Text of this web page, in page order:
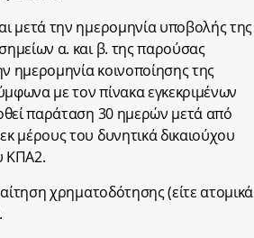
μετά την ημερομηνία υποβολής της
α. και β. της παρούσας
ημερομηνία κοινοποίησης της
με τον πίνακα εγκεκριμένων
παράταση 30 ημερών μετά από
μέρους του δυνητικά δικαιούχου
ΚΠΑ2.
χρηματοδότησης (είτε ατομικά